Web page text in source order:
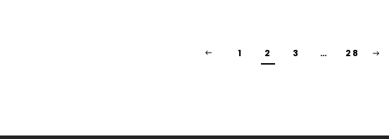
1 2 3 … 28